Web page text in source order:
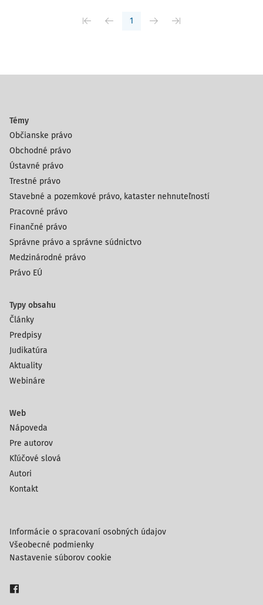
1
Témy
Občianske právo
Obchodné právo
Ústavné právo
Trestné právo
Stavebné a pozemkové právo, kataster nehnuteľností
Pracovné právo
Finančné právo
Správne právo a správne súdnictvo
Medzinárodné právo
Právo EÚ
Typy obsahu
Články
Predpisy
Judikatúra
Aktuality
Webináre
Web
Nápoveda
Pre autorov
Kľúčové slová
Autori
Kontakt
Informácie o spracovaní osobných údajov
Všeobecné podmienky
Nastavenie súborov cookie